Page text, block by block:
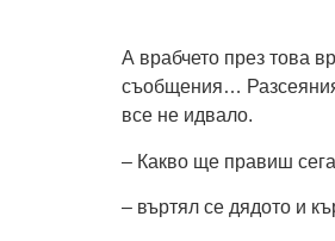
А врабчето през това
съобщения…
все не идвало.
– Какво ще правиш
– въртял се дядото и